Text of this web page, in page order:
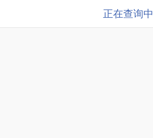
正在查询中